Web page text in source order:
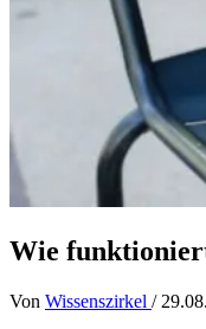
Wie
Von Wissenszirkel /